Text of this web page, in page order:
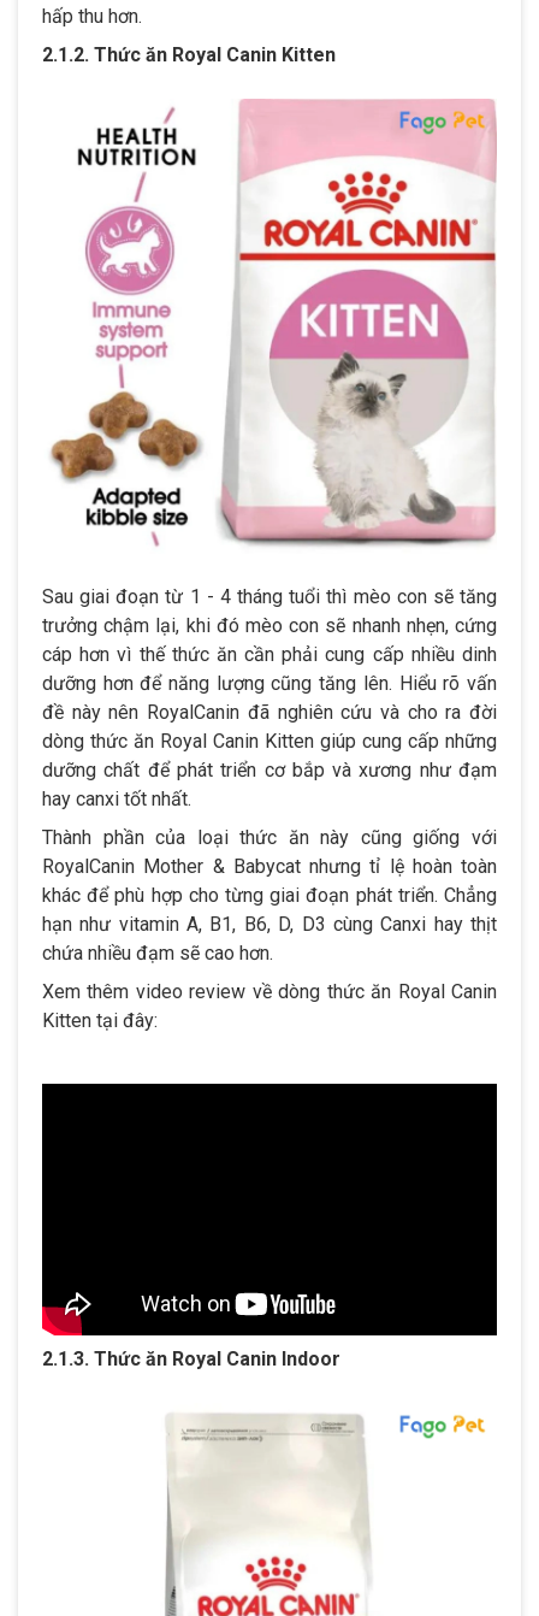
hấp thu hơn.
2.1.2. Thức ăn Royal Canin Kitten
Sau giai đoạn từ 1 - 4 tháng tuổi thì mèo con sẽ tăng
trưởng chậm lại, khi đó mèo con sẽ nhanh nhẹn, cứng
cáp hơn vì thế thức ăn cần phải cung cấp nhiều dinh
dưỡng hơn để năng lượng cũng tăng lên. Hiểu rõ vấn
đề này nên RoyalCanin đã nghiên cứu và cho ra đời
dòng thức ăn Royal Canin Kitten giúp cung cấp những
dưỡng chất để phát triển cơ bắp và xương như đạm
hay canxi tốt nhất.
Thành phần của loại thức ăn này cũng giống với
RoyalCanin Mother & Babycat nhưng tỉ lệ hoàn toàn
khác để phù hợp cho từng giai đoạn phát triển. Chẳng
hạn như vitamin A, B1, B6, D, D3 cùng Canxi hay thịt
chứa nhiều đạm sẽ cao hơn.
Xem thêm video review về dòng thức ăn Royal Canin
Kitten tại đây:
2.1.3. Thức ăn Royal Canin Indoor